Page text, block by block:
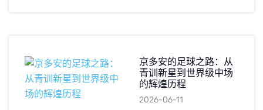
京多安的足球之路：从
青训新星到世界级中场
的辉煌历程
2026-06-11